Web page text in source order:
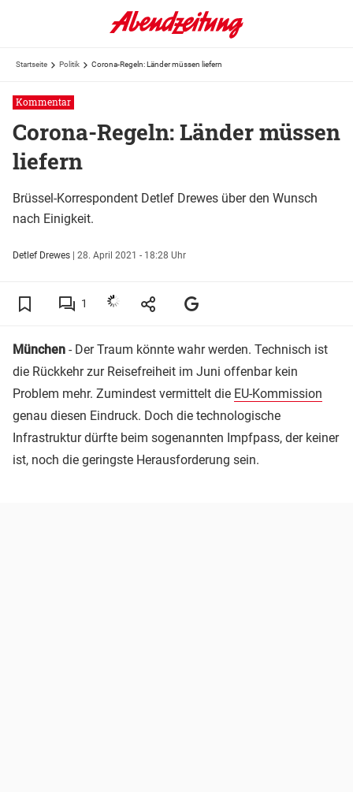
Startseite Politik Corona-Regeln: Länder müssen liefern
Kommentar
Corona-Regeln: Länder müssen
liefern
Brüssel-Korrespondent Detlef Drewes über den Wunsch
nach Einigkeit.
Detlef Drewes 28. April 2021 - 18:28 Uhr
1
München - Der Traum könnte wahr werden. Technisch ist
die Rückkehr zur Reisefreiheit im Juni offenbar kein
Problem mehr. Zumindest vermittelt die EU-Kommission
genau diesen Eindruck. Doch die technologische
Infrastruktur dürfte beim sogenannten Impfpass, der keiner
ist, noch die geringste Herausforderung sein.